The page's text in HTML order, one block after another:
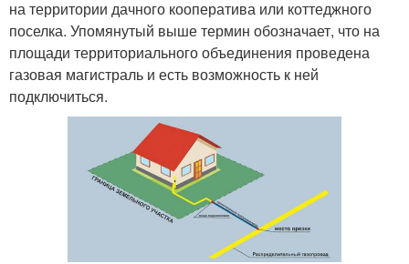
на территории дачного кооператива или коттеджного
поселка. Упомянутый выше термин обозначает, что на
площади территориального объединения проведена
газовая магистраль и есть возможность к ней
подключиться.